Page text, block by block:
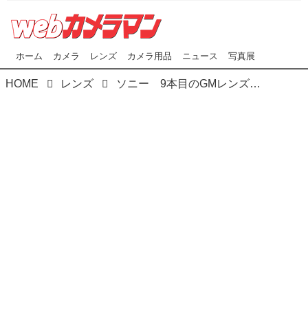
ホーム カメラ レンズ カメラ用品 ニュース 写真展
HOME レンズ ソニー 9本目のGMレンズを発表！ FE135mmF1.8 GM